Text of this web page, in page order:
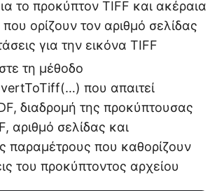
το προκύπτον TIFF και ακέραια
που ορίζουν τον αριθμό σελίδας
για την εικόνα TIFF
τη μέθοδο
που απαιτεί
διαδρομή της προκύπτουσας
αριθμό σελίδας και
παραμέτρους που καθορίζουν
του προκύπτοντος αρχείου